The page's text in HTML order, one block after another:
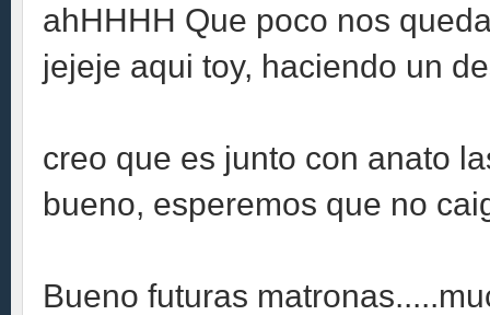
ahHHHH Que poco nos
jejeje aqui toy, haciendo un
creo que es junto con anato
bueno, esperemos que no
Bueno futuras